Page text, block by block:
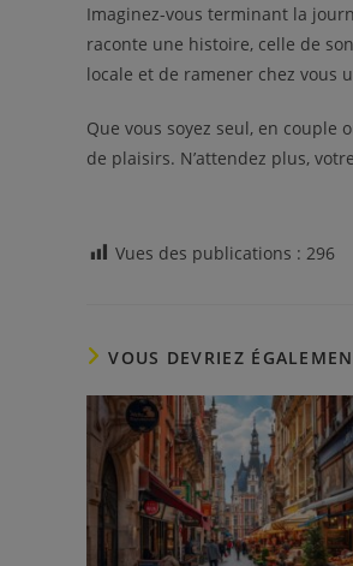
Imaginez-vous terminant la
raconte une histoire, celle de
locale et de ramener chez vous
Que vous soyez seul, en couple
de plaisirs. N’attendez plus,
Vues des publications : 296
VOUS DEVRIEZ